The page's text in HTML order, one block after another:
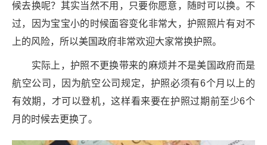
候去换呢？其实当然不用，只要你愿意，随时可以换。不
过，因为宝宝小的时候面容变化非常大，护照照片有对不
上的风险，所以美国政府非常欢迎大家常换护照。
实际上，护照不更换带来的麻烦并不是美国政府而是
航空公司，因为航空公司规定，护照必须有6个月以上的
有效期，才可以登机，这样看来要在护照过期前至少6个
月的时候去更换了。